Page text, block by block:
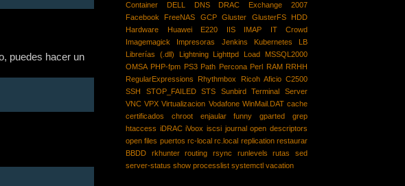
puedes hacer un
Container
DELL DNS DRAC
Exchange 2007
Facebook
FreeNAS GCP Gluster GlusterFS
HDD
Hardware
Huawei E220 IIS IMAP
IT Crowd
Imagemagick
Impresoras Jenkins Kubernetes
LB
Librerías (.dll)
Lightning Lighttpd Load
MSSQL2000
OMSA PHP-fpm PS3 Path Percona Perl RAM RRHH
RegularExpressions
Rhythmbox
Ricoh Aficio C2500
SSH
STOP_FAILED STS Sunbird
Terminal Server
VNC VPX Virtualizacion Vodafone WinMail.DAT cache
certificados
chroot enjaular funny gparted
grep
htaccess iDRAC iVoox iscsi journal open descriptors
open files puertos rc-local rc.local replication restaurar
BBDD
rkhunter routing rsync runlevels rutas
sed
server-status show processlist systemctl vacation